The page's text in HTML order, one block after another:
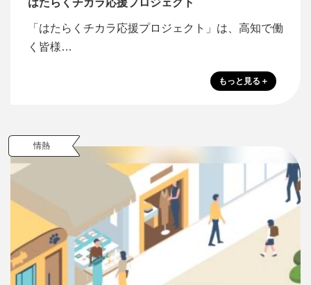
はたらくチカラ応援プロジェクト
「はたらくチカラ応援プロジェクト」は、高知で働
く皆様…
情熱